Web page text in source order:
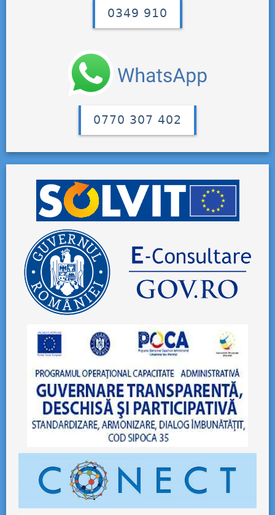
0349 910
0770 307 402